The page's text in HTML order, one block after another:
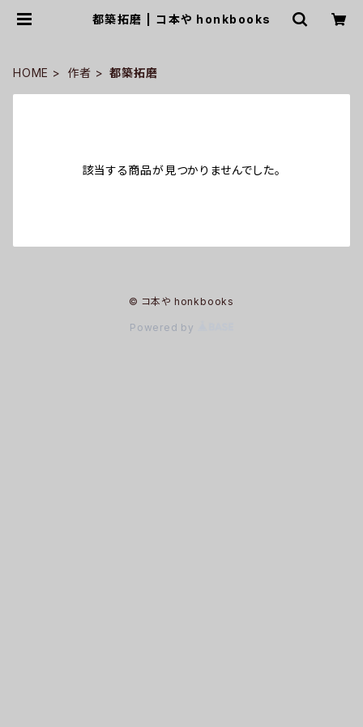
都築拓磨 | コ本や honkbooks
HOME 作者 都築拓磨
該当する商品が見つかりませんでした。
© コ本や honkbooks
Powered by